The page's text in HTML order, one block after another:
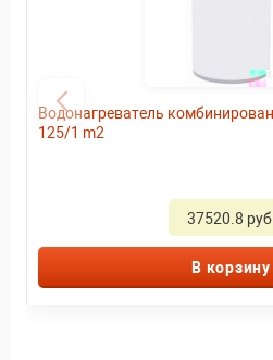
Водонагреватель комбинированный Drazice OKC
125/1 m2
37520.8 руб.
В корзину